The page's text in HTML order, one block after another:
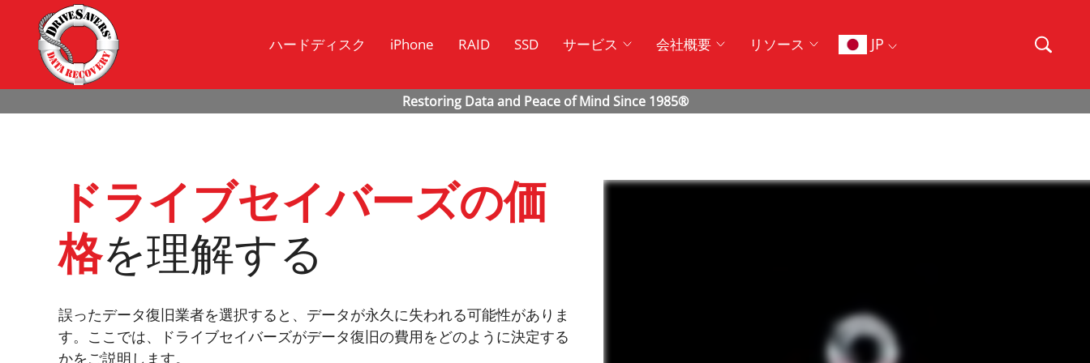
ハードディスク iPhone RAID SSD サービス 会社概要 リソース JP
ドライブセイバーズの価
格を理解する
誤ったデータ復旧業者を選択すると、データが永久に失われる可能性がありま
す。ここでは、ドライブセイバーズがデータ復旧の費用をどのように決定する
かをご説明します。